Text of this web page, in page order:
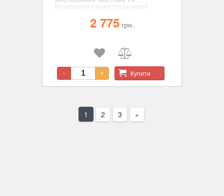
Вбудований в ручку тріскачковий
механізмом зачеплення служить для
швидкої та безпечної роботи. Висока
2 775 грн.
- + Купити
1 2 3 »